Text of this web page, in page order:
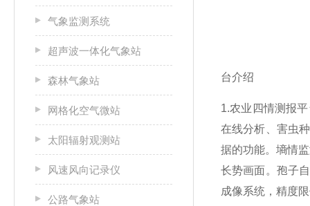
气象监测系统
超声波一体化气象站
森林气象站
网格化空气微站
太阳辐射观测站
风速风向记录仪
公路气象站
台介绍
1.农业四情测报
在线分析、害虫
据的功能。墒情
长势画面。孢子
成像系统，精度